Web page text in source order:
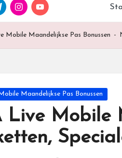
instagram.com
youtube.com
Mobile Maandelijkse Pas Bonussen -
Maandelijkse Pas Bonussen
Live Mobile